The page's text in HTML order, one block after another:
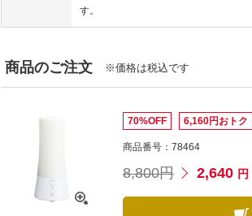
す。
商品のご注文 ※価格は税込です
70%OFF 6,160円おトク
商品番号：78464
8,800円 2,640 円